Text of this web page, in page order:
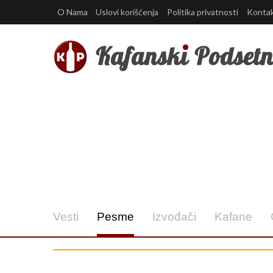
O Nama Uslovi korišćenja Politika privatnosti
Vesti Pesme Izvođači Kafane